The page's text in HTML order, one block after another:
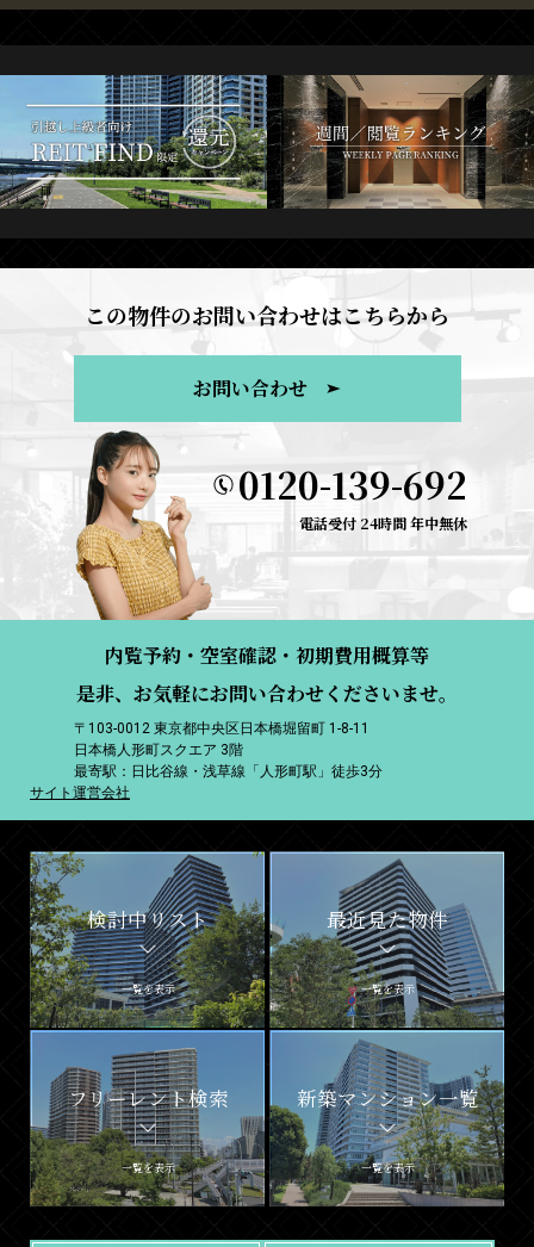
この物件のお問い合わせはこちらから
お問い合わせ
0120-139-692
電話受付 24時間 年中無休
内覧予約・空室確認・初期費用概算等
是非、お気軽にお問い合わせくださいませ。
〒103-0012 東京都中央区日本橋堀留町 1-8-11
日本橋人形町スクエア 3階
最寄駅：日比谷線・浅草線「人形町駅」徒歩3分
サイト運営会社
検討中リスト
一覧を表示
最近見た物件
一覧を表示
フリーレント検索
一覧を表示
新築マンション一覧
一覧を表示